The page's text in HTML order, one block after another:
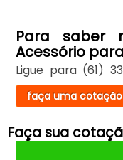
Para saber
Acessório
Ligue para (61)
faça uma cotação
Faça sua